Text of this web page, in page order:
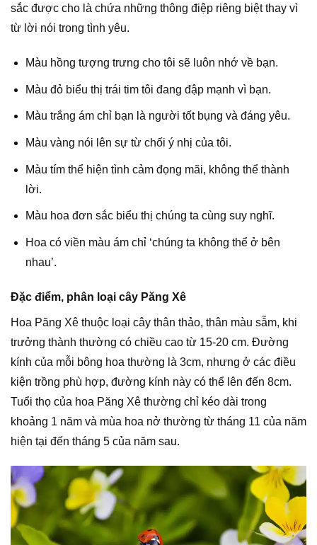
sắc được cho là chứa những thông điệp riêng biệt thay vì
từ lời nói trong tình yêu.
Màu hồng tượng trưng cho tôi sẽ luôn nhớ về bạn.
Màu đỏ biểu thị trái tim tôi đang đập mạnh vì bạn.
Màu trắng ám chỉ bạn là người tốt bụng và đáng yêu.
Màu vàng nói lên sự từ chối ý nhị của tôi.
Màu tím thể hiện tình cảm đọng mãi, không thể thành
lời.
Màu hoa đơn sắc biểu thị chúng ta cùng suy nghĩ.
Hoa có viền màu ám chỉ ‘chúng ta không thể ở bên
nhau’.
Đặc điểm, phân loại cây Păng Xê
Hoa Păng Xê thuộc loại cây thân thảo, thân màu sẫm, khi
trưởng thành thường có chiều cao từ 15-20 cm. Đường
kính của mỗi bông hoa thường là 3cm, nhưng ở các điều
kiện trồng phù hợp, đường kính này có thể lên đến 8cm.
Tuổi thọ của hoa Păng Xê thường chỉ kéo dài trong
khoảng 1 năm và mùa hoa nở thường từ tháng 11 của năm
hiện tại đến tháng 5 của năm sau.